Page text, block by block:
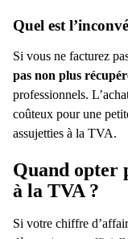
Quel est
Si vous ne facturez
pas non plus
professionnels.
coûteux pour une
assujetties à la TVA.
Quand opter
à la TVA ?
Si votre chiffre